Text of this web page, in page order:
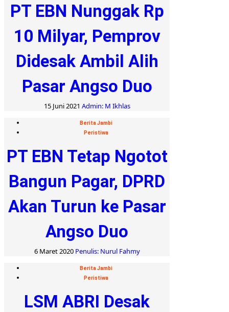
PT EBN Nunggak Rp
10 Milyar, Pemprov
Didesak Ambil Alih
Pasar Angso Duo
15 Juni 2021 Admin: M Ikhlas
Berita Jambi
Peristiwa
PT EBN Tetap Ngotot
Bangun Pagar, DPRD
Akan Turun ke Pasar
Angso Duo
6 Maret 2020 Penulis: Nurul Fahmy
Berita Jambi
Peristiwa
LSM ABRI Desak